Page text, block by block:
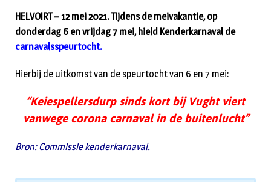
HELVOIRT – 12 mei 2021. Tijdens de meivakantie, op
donderdag 6 en vrijdag 7 mei, hield Kenderkarnaval de
carnavalsspeurtocht.
Hierbij de uitkomst van de speurtocht van 6 en 7 mei:
“Keiespellersdurp sinds kort bij Vught viert
vanwege corona carnaval in de buitenlucht”
Bron: Commissie kenderkarnaval.